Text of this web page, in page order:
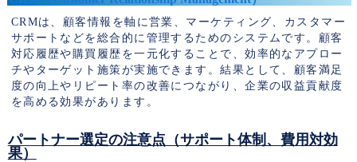
CRMは、顧客情報を軸に営業、マーケティング、カスタマー
サポートなどを総合的に管理するためのシステムです。顧客
対応履歴や購買履歴を一元化することで、効率的なアプロー
チやターゲット施策が実施できます。結果として、顧客満足
度の向上やリピート率の改善につながり、企業の収益貢献度
を高める効果があります。
パートナー選定の注意点（サポート体制、費用対効
果）